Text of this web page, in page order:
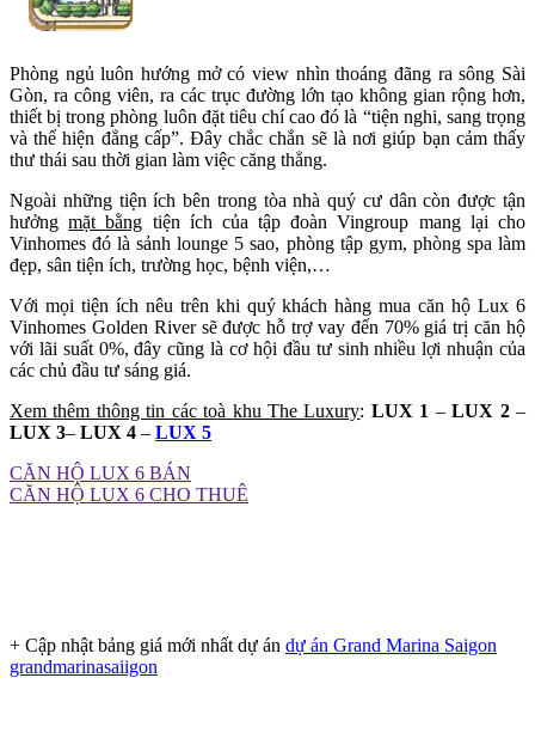
Phòng ngủ luôn hướng mở có view nhìn thoáng đãng ra sông Sài
Gòn, ra công viên, ra các trục đường lớn tạo không gian rộng hơn,
thiết bị trong phòng luôn đặt tiêu chí cao đó là “tiện nghi, sang trọng
và thể hiện đẳng cấp”. Đây chắc chắn sẽ là nơi giúp bạn cảm thấy
thư thái sau thời gian làm việc căng thẳng.
Ngoài những tiện ích bên trong tòa nhà quý cư dân còn được tận
hưởngmặt bằng tiện ích của tập đoàn Vingroup mang lại cho
Vinhomes đó là sảnh lounge 5 sao, phòng tập gym, phòng spa làm
đẹp, sân tiện ích, trường học, bệnh viện,…
Với mọi tiện ích nêu trên khi quý khách hàng mua căn hộ Lux 6
Vinhomes Golden River sẽ được hỗ trợ vay đến 70% giá trị căn hộ
với lãi suất 0%, đây cũng là cơ hội đầu tư sinh nhiều lợi nhuận của
các chủ đầu tư sáng giá.
Xem thêm thông tin các toà khu The Luxury: LUX 1 –LUX 2–
LUX 3– LUX 4 – LUX 5
CĂN HỘ LUX 6 BÁN
CĂN HỘ LUX 6 CHO THUÊ
+ Cập nhật bảng giá mới nhất dự án dự án Grand Marina Saigon
grandmarinasaiigon